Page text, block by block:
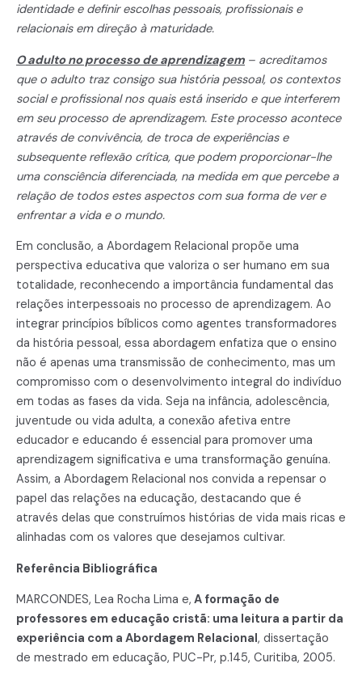
identidade e definir escolhas pessoais, profissionais e
relacionais em direção à maturidade.
O adulto no processo de aprendizagem – acreditamos
que o adulto traz consigo sua história pessoal, os contextos
social e profissional nos quais está inserido e que interferem
em seu processo de aprendizagem. Este processo acontece
através de convivência, de troca de experiências e
subsequente reflexão crítica, que podem proporcionar-lhe
uma consciência diferenciada, na medida em que percebe a
relação de todos estes aspectos com sua forma de ver e
enfrentar a vida e o mundo.
Em conclusão, a Abordagem Relacional propõe uma
perspectiva educativa que valoriza o ser humano em sua
totalidade, reconhecendo a importância fundamental das
relações interpessoais no processo de aprendizagem. Ao
integrar princípios bíblicos como agentes transformadores
da história pessoal, essa abordagem enfatiza que o ensino
não é apenas uma transmissão de conhecimento, mas um
compromisso com o desenvolvimento integral do indivíduo
em todas as fases da vida. Seja na infância, adolescência,
juventude ou vida adulta, a conexão afetiva entre
educador e educando é essencial para promover uma
aprendizagem significativa e uma transformação genuína.
Assim, a Abordagem Relacional nos convida a repensar o
papel das relações na educação, destacando que é
através delas que construímos histórias de vida mais ricas e
alinhadas com os valores que desejamos cultivar.
Referência Bibliográfica
MARCONDES, Lea Rocha Lima e, A formação de
professores em educação cristã: uma leitura a partir da
experiência com a Abordagem Relacional, dissertação
de mestrado em educação, PUC-Pr, p.145, Curitiba, 2005.